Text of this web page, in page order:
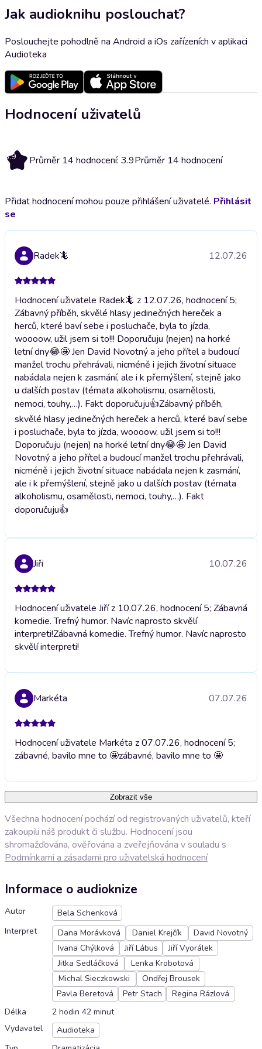
Jak audioknihu poslouchat?
Poslouchejte pohodlně na Android a iOs zařízeních v aplikaci
Audioteka
Hodnocení uživatelů
3.9 Průměr 14 hodnocení: 3.9Průměr 14 hodnocení
Přidat hodnocení mohou pouze přihlášení uživatelé. Přihlásit
se
Radek🦎 12.07.26
Hodnocení uživatele Radek🦎 z 12.07.26, hodnocení 5;
Zábavný příběh, skvělé hlasy jedinečných hereček a
herců, které baví sebe i posluchače, byla to jízda,
woooow, užil jsem si to!!! Doporučuju (nejen) na horké
letní dny😂🤩 Jen David Novotný a jeho přítel a budoucí
manžel trochu přehrávali, nicméně i jejich životní situace
nabádala nejen k zasmání, ale i k přemýšlení, stejně jako
u dalších postav (témata alkoholismu, osamělosti,
nemoci, touhy,…). Fakt doporučuju👍Zábavný příběh,
skvělé hlasy jedinečných hereček a herců, které baví sebe
i posluchače, byla to jízda, woooow, užil jsem si to!!!
Doporučuju (nejen) na horké letní dny😂🤩 Jen David
Novotný a jeho přítel a budoucí manžel trochu přehrávali,
nicméně i jejich životní situace nabádala nejen k zasmání,
ale i k přemýšlení, stejně jako u dalších postav (témata
alkoholismu, osamělosti, nemoci, touhy,…). Fakt
doporučuju👍
Jiří 10.07.26
Hodnocení uživatele Jiří z 10.07.26, hodnocení 5; Zábavná
komedie. Trefný humor. Navíc naprosto skvělí
interpreti!Zábavná komedie. Trefný humor. Navíc naprosto
skvělí interpreti!
Markéta 07.07.26
Hodnocení uživatele Markéta z 07.07.26, hodnocení 5;
zábavné, bavilo mne to 🤩zábavné, bavilo mne to 🤩
Zobrazit vše
Všechna hodnocení pochází od registrovaných uživatelů, kteří
zakoupili náš produkt či službu. Hodnocení jsou
shromažďována, ověřována a zveřejňována v souladu s
Podmínkami a zásadami pro uživatelská hodnocení
Informace o audioknize
Autor
Bela Schenková
Interpret
Dana Morávková Daniel Krejčík
David Novotný
Ivana Chýlková
Jiří Lábus
Jiří Vyorálek
Jitka Sedláčková
Lenka Krobotová
Michal Sieczkowski
Ondřej Brousek
Pavla Beretová
Petr Stach
Regina Rázlová
Délka
2 hodin 42 minut
Vydavatel
Audioteka